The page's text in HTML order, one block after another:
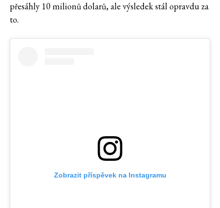
přesáhly 10 milionů dolarů, ale výsledek stál opravdu za
to.
Zobrazit příspěvek na Instagramu